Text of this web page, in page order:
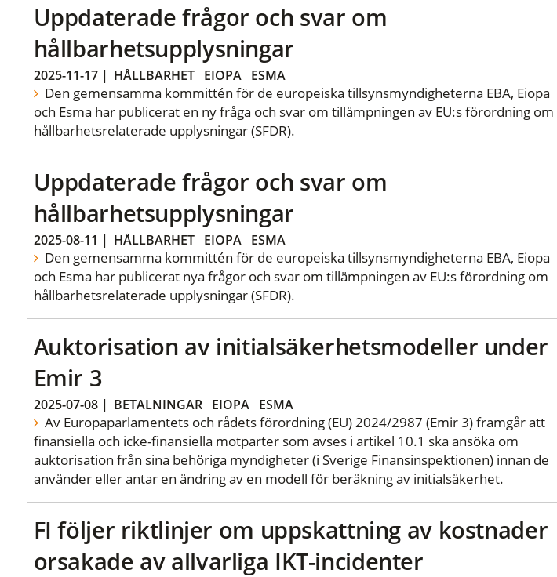
Uppdaterade frågor och svar om
hållbarhetsupplysningar
2025-11-17| HÅLLBARHET EIOPA ESMA
Den gemensamma kommittén för de europeiska tillsynsmyndigheterna EBA, Eiopa
och Esma har publicerat en ny fråga och svar om tillämpningen av EU:s förordning om
hållbarhetsrelaterade upplysningar (SFDR).
Uppdaterade frågor och svar om
hållbarhetsupplysningar
2025-08-11 | HÅLLBARHET EIOPA ESMA
Den gemensamma kommittén för de europeiska tillsynsmyndigheterna EBA, Eiopa
och Esma har publicerat nya frågor och svar om tillämpningen av EU:s förordning om
hållbarhetsrelaterade upplysningar (SFDR).
Auktorisation av initialsäkerhetsmodeller under
Emir 3
2025-07-08| BETALNINGAR EIOPA ESMA
Av Europaparlamentets och rådets förordning (EU) 2024/2987 (Emir 3) framgår att
finansiella och icke-finansiella motparter som avses i artikel 10.1 ska ansöka om
auktorisation från sina behöriga myndigheter (i Sverige Finansinspektionen) innan de
använder eller antar en ändring av en modell för beräkning av initialsäkerhet.
FI följer riktlinjer om uppskattning av kostnader
orsakade av allvarliga IKT-incidenter